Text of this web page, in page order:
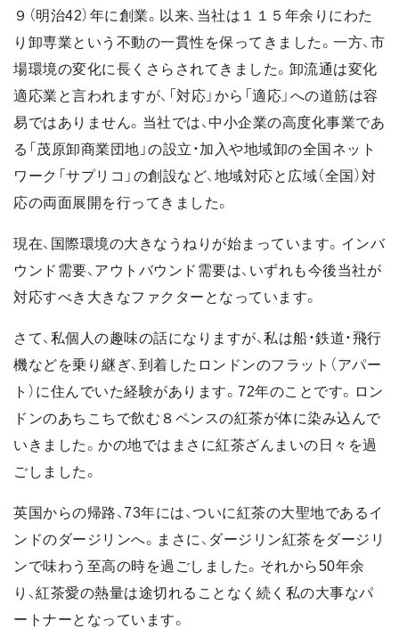
９（明治42）年に創業。以来、当社は１１５年余りにわた
り卸専業という不動の一貫性を保ってきました。一方、市
場環境の変化に長くさらされてきました。卸流通は変化
適応業と言われますが、「対応」から「適応」への道筋は容
易ではありません。当社では、中小企業の高度化事業であ
る「茂原卸商業団地」の設立・加入や地域卸の全国ネット
ワーク「サプリコ」の創設など、地域対応と広域（全国）対
応の両面展開を行ってきました。
現在、国際環境の大きなうねりが始まっています。インバ
ウンド需要、アウトバウンド需要は、いずれも今後当社が
対応すべき大きなファクターとなっています。
さて、私個人の趣味の話になりますが、私は船・鉄道・飛行
機などを乗り継ぎ、到着したロンドンのフラット（アパー
ト）に住んでいた経験があります。72年のことです。ロン
ドンのあちこちで飲む８ペンスの紅茶が体に染み込んで
いきました。かの地ではまさに紅茶ざんまいの日々を過
ごしました。
英国からの帰路、73年には、ついに紅茶の大聖地であるイ
ンドのダージリンへ。まさに、ダージリン紅茶をダージリ
ンで味わう至高の時を過ごしました。それから50年余
り、紅茶愛の熱量は途切れることなく続く私の大事なパ
ートナーとなっています。